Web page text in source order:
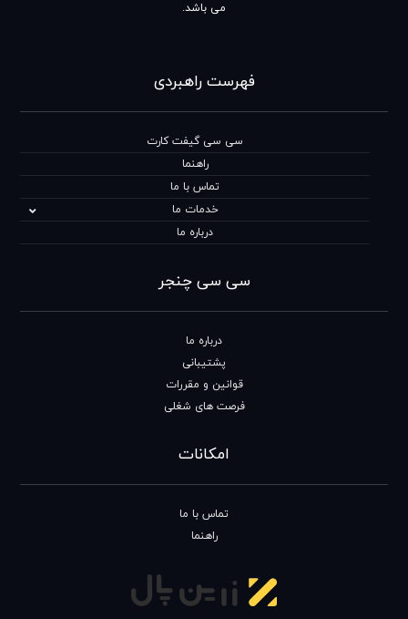
می باشد.
فهرست راهبردی
سی سی گیفت کارت
راهنما
تماس با ما
خدمات ما
درباره ما
سی سی چنجر
درباره ما
پشتیبانی
قوانین و مقررات
فرصت های شغلی
امکانات
تماس با ما
راهنما